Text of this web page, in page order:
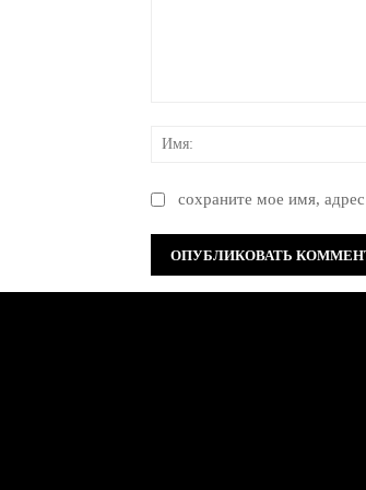
сохраните мое имя,